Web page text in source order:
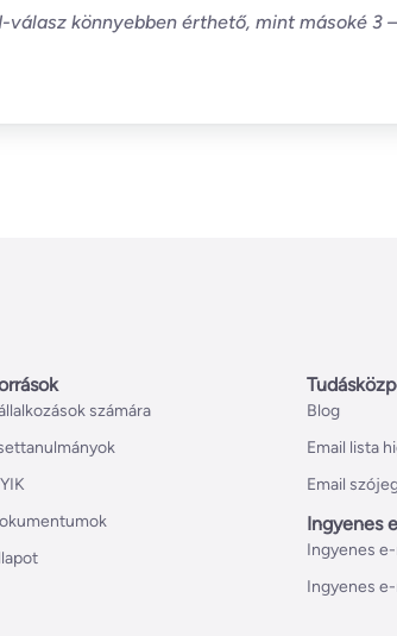
válasz könnyebben érthető, mint másoké
számára
Blog
Email lista
Email
Ingyenes
Ingyenes
Ingyenes